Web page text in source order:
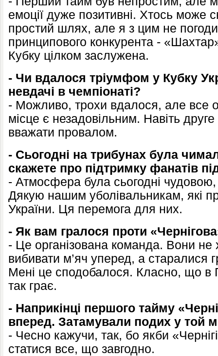
емоції дуже позитивні. Хтось може
простий шлях, але я з цим не
принципового конкурента -
Кубку цілком заслужена.
- Чи вдалося тріумфом у Кубку
невдачі в чемпіонаті?
- Можливо, трохи вдалося, але все
місце є незадовільним. Навіть
вважати провалом.
- Сьогодні на трибунах була
скажете про підтримку фанатів
- Атмосфера була сьогодні
Дякую нашим уболівальникам, які
України. Ця перемога для них.
- Як вам гралося проти
- Це організована команда. Вони не
вибивати м’яч уперед, а старалися
Мені це сподобалося. Класно, що в
так грає.
- Наприкінці першого тайму
вперед. Затамували подих у той
- Чесно кажучи, так, бо якби
статися все, що завгодно.